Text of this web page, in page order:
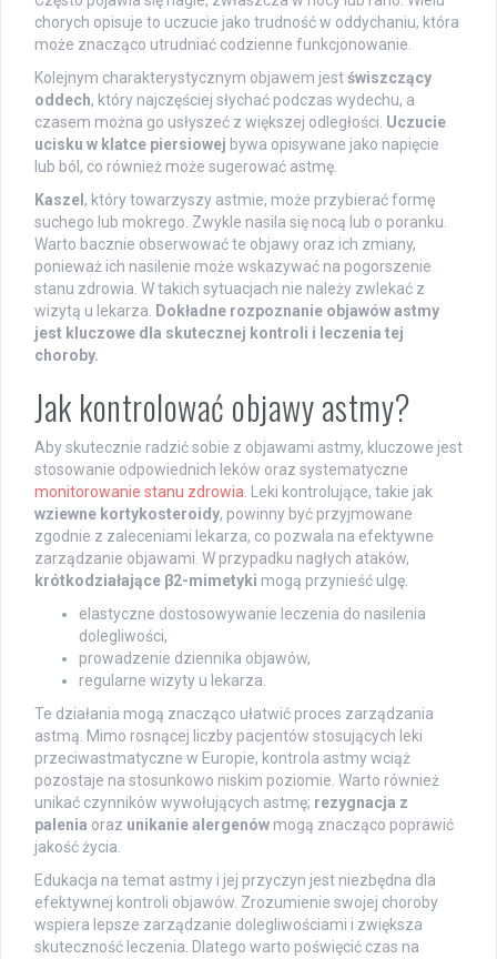
chorych opisuje to uczucie jako trudność w oddychaniu, która
może znacząco utrudniać codzienne funkcjonowanie.
Kolejnym charakterystycznym objawem jestświszczący
oddech, który najczęściej słychać podczas wydechu, a
czasem można go usłyszeć z większej odległości. Uczucie
ucisku w klatce piersiowej bywa opisywane jako napięcie
lub ból, co również może sugerować astmę.
Kaszel , który towarzyszy astmie, może przybierać formę
suchego lub mokrego. Zwykle nasila się nocą lub o poranku.
Warto bacznie obserwować te objawy oraz ich zmiany,
ponieważ ich nasilenie może wskazywać na pogorszenie
stanu zdrowia. W takich sytuacjach nie należy zwlekać z
wizytą u lekarza.
Dokładne rozpoznanie objawów astmy
jest kluczowe dla skutecznej kontroli i leczenia tej
choroby.
Jak kontrolować objawy astmy?
Aby skutecznie radzić sobie z objawami astmy, kluczowe jest
stosowanie odpowiednich leków oraz systematyczne
monitorowanie stanu zdrowia . Leki kontrolujące, takie jak
wziewne kortykosteroidy, powinny być przyjmowane
zgodnie z zaleceniami lekarza, co pozwala na efektywne
zarządzanie objawami. W przypadku nagłych ataków,
krótkodziałające β2-mimetyki mogą przynieść ulgę.
elastyczne dostosowywanie leczenia do nasilenia
dolegliwości,
prowadzenie dziennika objawów,
regularne wizyty u lekarza.
Te działania mogą znacząco ułatwić proces zarządzania
astmą. Mimo rosnącej liczby pacjentów stosujących leki
przeciwastmatyczne w Europie, kontrola astmy wciąż
pozostaje na stosunkowo niskim poziomie. Warto również
unikać czynników wywołujących astmę; rezygnacja z
palenia oraz unikanie alergenów mogą znacząco poprawić
jakość życia.
Edukacja na temat astmy i jej przyczyn jest niezbędna dla
efektywnej kontroli objawów. Zrozumienie swojej choroby
wspiera lepsze zarządzanie dolegliwościami i zwiększa
skuteczność leczenia. Dlatego warto poświęcić czas na